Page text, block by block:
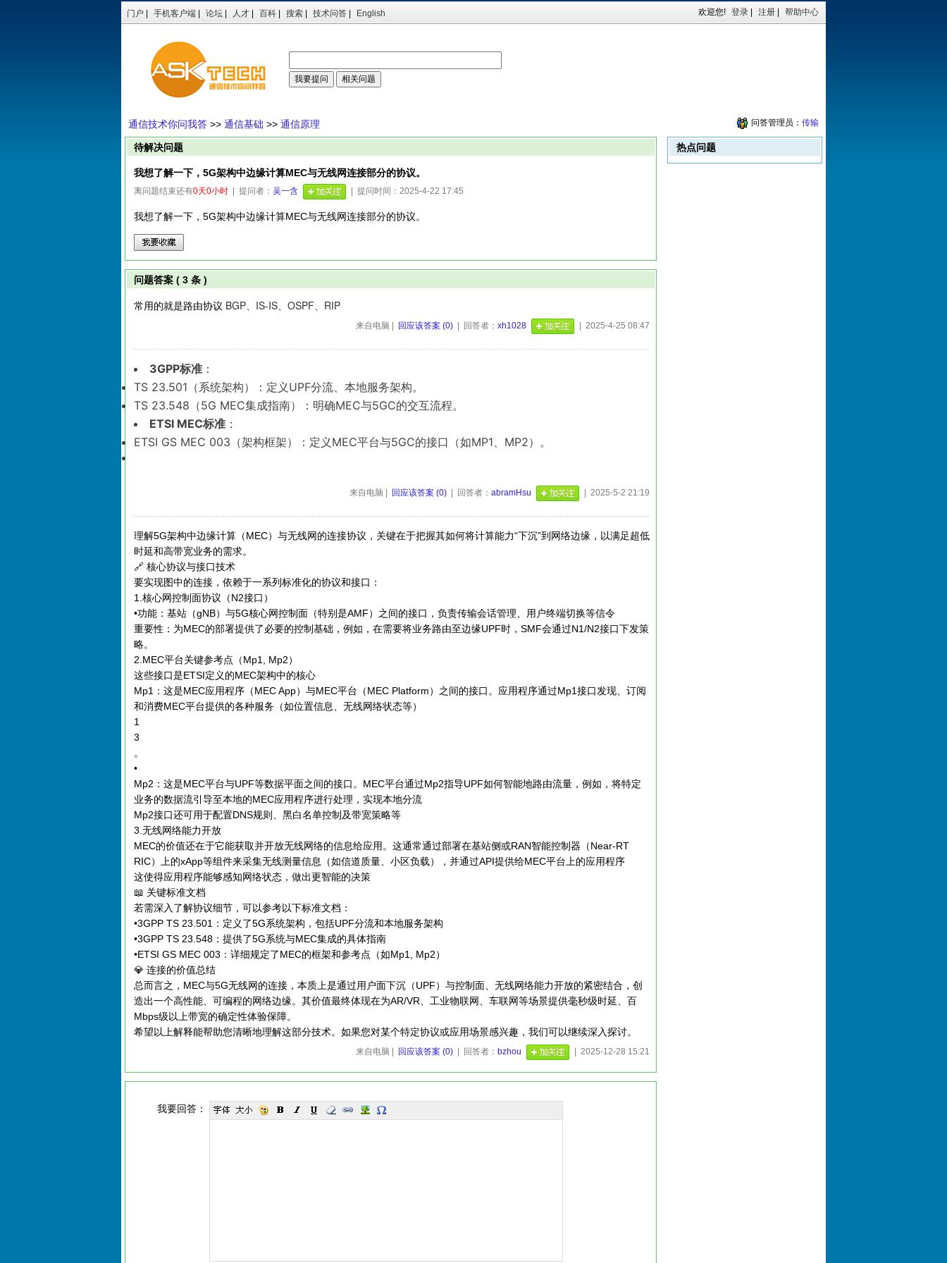
门户 手机客户端 论坛 人才 百科 搜索 技术问答 English 欢迎您! 登录 注册 帮助中心
问答管理员： 传输
通信技术你问我答 >> 通信基础 >> 通信原理
待解决问题
我想了解一下，5G架构中边缘计算MEC与无线网连接部分的协议。
离问题结束还有0天0小时 | 提问者： 吴一含 | 提问时间：2025-4-22 17:45
我想了解一下，5G架构中边缘计算MEC与无线网连接部分的协议。
问题答案 ( 3 条 )
常用的就是路由协议 BGP、 IS-IS、 OSPF、RIP
来自电脑 | 回应该答案 (0) | 回答者： xh1028 | 2025-4-25 08:47
3GPP标准 ：
TS 23.501（系统架构）：定义UPF分流、本地服务架构。
TS 23.548（5G MEC集成指南）：明确MEC与5GC的交互流程。
ETSI MEC标准 ：
ETSI GS MEC 003（架构框架）：定义MEC平台与5GC的接口（如MP1、MP2）。
来自电脑 | 回应该答案 (0) | 回答者： abramHsu | 2025-5-2 21:19
理解5G架构中边缘计算（MEC）与无线网的连接协议，关键在于把握其如何将计算能力“下沉”到网络边缘，以满足超低
时延和高带宽业务的需求。
🔗 核心协议与接口技术
要实现图中的连接，依赖于一系列标准化的协议和接口：
1.核心网控制面协议（N2接口）
•功能：基站（gNB）与5G核心网控制面（特别是AMF）之间的接口，负责传输会话管理、用户终端切换等信令
重要性：为MEC的部署提供了必要的控制基础，例如，在需要将业务路由至边缘UPF时，SMF会通过N1/N2接口下发策
略。
2.MEC平台关键参考点（Mp1, Mp2）
这些接口是ETSI定义的MEC架构中的核心
Mp1：这是MEC应用程序（MEC App）与MEC平台（MEC Platform）之间的接口。应用程序通过Mp1接口发现、订阅
和消费MEC平台提供的各种服务（如位置信息、无线网络状态等）
1
3
。
•
Mp2：这是MEC平台与UPF等数据平面之间的接口。MEC平台通过Mp2指导UPF如何智能地路由流量，例如，将特定
业务的数据流引导至本地的MEC应用程序进行处理，实现本地分流
Mp2接口还可用于配置DNS规则、黑白名单控制及带宽策略等
3.无线网络能力开放
MEC的价值还在于它能获取并开放无线网络的信息给应用。这通常通过部署在基站侧或RAN智能控制器（Near-RT
RIC）上的xApp等组件来采集无线测量信息（如信道质量、小区负载），并通过API提供给MEC平台上的应用程序
这使得应用程序能够感知网络状态，做出更智能的决策
📖 关键标准文档
若需深入了解协议细节，可以参考以下标准文档：
•3GPP TS 23.501：定义了5G系统架构，包括UPF分流和本地服务架构
•3GPP TS 23.548：提供了5G系统与MEC集成的具体指南
•ETSI GS MEC 003：详细规定了MEC的框架和参考点（如Mp1, Mp2）
💎 连接的价值总结
总而言之，MEC与5G无线网的连接，本质上是通过用户面下沉（UPF）与控制面、无线网络能力开放的紧密结合，创
造出一个高性能、可编程的网络边缘。其价值最终体现在为AR/VR、工业物联网、车联网等场景提供毫秒级时延、百
Mbps级以上带宽的确定性体验保障。
希望以上解释能帮助您清晰地理解这部分技术。如果您对某个特定协议或应用场景感兴趣，我们可以继续深入探讨。
来自电脑 | 回应该答案 (0) | 回答者： bzhou | 2025-12-28 15:21
我要回答：
热点问题